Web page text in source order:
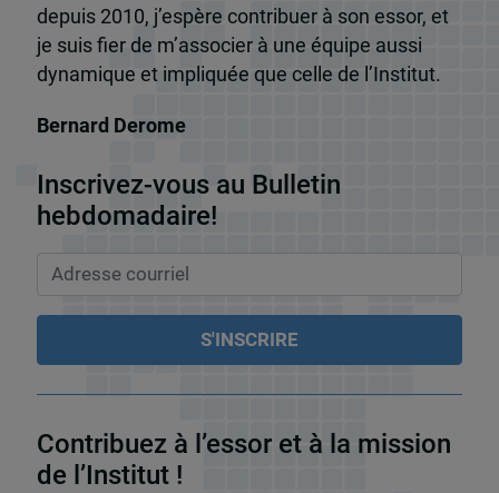
depuis 2010, j’espère contribuer à son essor, et
je suis fier de m’associer à une équipe aussi
dynamique et impliquée que celle de l’Institut.
Bernard Derome
Inscrivez-vous au Bulletin
hebdomadaire!
Contribuez à l’essor et à la mission
de l’Institut !